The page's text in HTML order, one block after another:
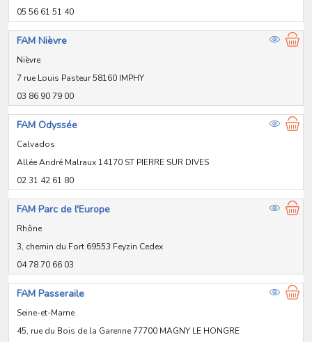
05 56 61 51 40
FAM Nièvre
Nièvre
7 rue Louis Pasteur 58160 IMPHY
03 86 90 79 00
FAM Odyssée
Calvados
Allée André Malraux 14170 ST PIERRE SUR DIVES
02 31 42 61 80
FAM Parc de l'Europe
Rhône
3, chemin du Fort 69553 Feyzin Cedex
04 78 70 66 03
FAM Passeraile
Seine-et-Marne
45, rue du Bois de la Garenne 77700 MAGNY LE HONGRE